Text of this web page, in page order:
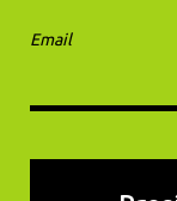
Email